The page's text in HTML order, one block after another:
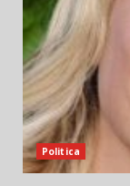
Politica